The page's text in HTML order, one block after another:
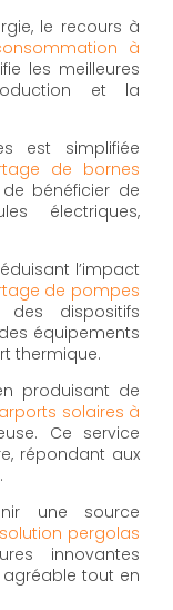
le recours à
à
les meilleures
et la
est simplifiée
de bornes
bénéficier de
électriques,
l’impact
de pompes
dispositifs
équipements
thermique.
produisant de
solaires à
Ce service
répondant aux
une source
pergolas
innovantes
tout en